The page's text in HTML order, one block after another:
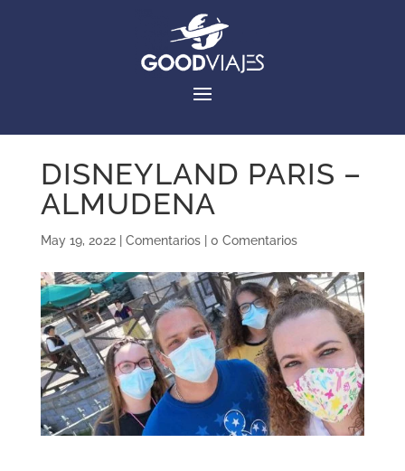
DISNEYLAND PARIS –
ALMUDENA
May 19, 2022| Comentarios| 0 Comentarios